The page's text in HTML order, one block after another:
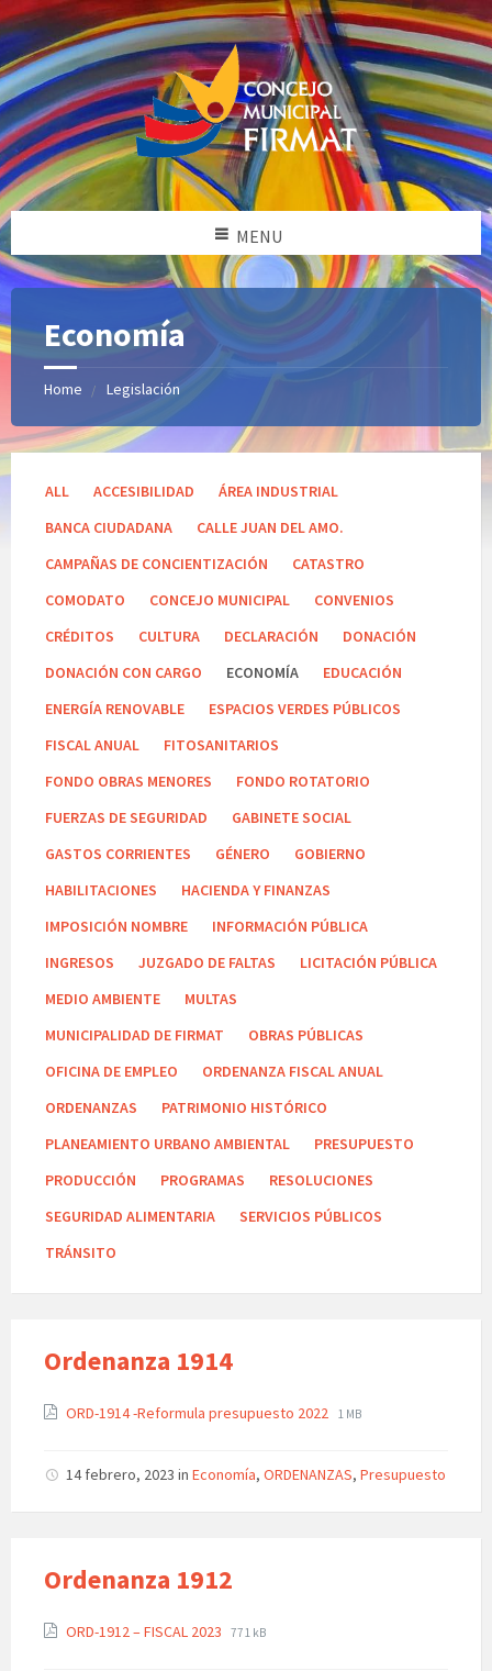
MENU
Economía
Home Legislación
Categories:
ALL ACCESIBILIDAD
ÁREA INDUSTRIAL
BANCA CIUDADANA
CALLE JUAN DEL AMO.
CAMPAÑAS DE CONCIENTIZACIÓN
CATASTRO
COMODATO
CONCEJO MUNICIPAL
CONVENIOS
CRÉDITOS
CULTURA DECLARACIÓN
DONACIÓN
DONACIÓN CON CARGO
ECONOMÍA
EDUCACIÓN
ENERGÍA RENOVABLE
ESPACIOS VERDES PÚBLICOS
FISCAL ANUAL
FITOSANITARIOS
FONDO OBRAS MENORES
FONDO ROTATORIO
FUERZAS DE SEGURIDAD
GABINETE SOCIAL
GASTOS CORRIENTES
GÉNERO
GOBIERNO
HABILITACIONES
HACIENDA Y FINANZAS
IMPOSICIÓN NOMBRE
INFORMACIÓN PÚBLICA
INGRESOS
JUZGADO DE FALTAS
LICITACIÓN PÚBLICA
MEDIO AMBIENTE
MULTAS
MUNICIPALIDAD DE FIRMAT
OBRAS PÚBLICAS
OFICINA DE EMPLEO
ORDENANZA FISCAL ANUAL
ORDENANZAS
PATRIMONIO HISTÓRICO
PLANEAMIENTO URBANO AMBIENTAL
PRESUPUESTO
PRODUCCIÓN
PROGRAMAS
RESOLUCIONES
SEGURIDAD ALIMENTARIA
SERVICIOS PÚBLICOS
TRÁNSITO
Ordenanza 1914
ORD-1914 -Reformula presupuesto 2022 1 MB
14 febrero, 2023 in Economía, ORDENANZAS, Presupuesto
Ordenanza 1912
ORD-1912 – FISCAL 2023 771 kB